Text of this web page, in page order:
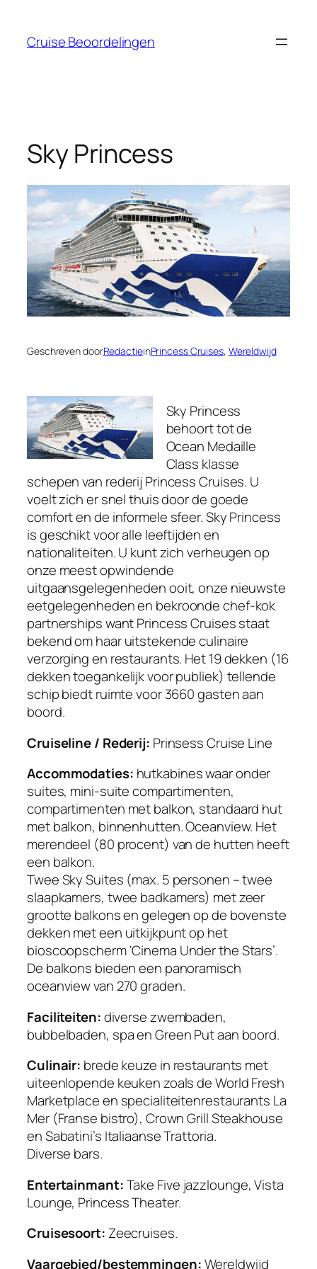
Cruise Beoordelingen
Sky Princess
Geschreven doorRedactieinPrincess Cruises, Wereldwijd
Sky Princess
behoort tot de
Ocean Medaille
Class klasse
schepen van rederij Princess Cruises. U
voelt zich er snel thuis door de goede
comfort en de informele sfeer. Sky Princess
is geschikt voor alle leeftijden en
nationaliteiten. U kunt zich verheugen op
onze meest opwindende
uitgaansgelegenheden ooit, onze nieuwste
eetgelegenheden en bekroonde chef-kok
partnerships want Princess Cruises staat
bekend om haar uitstekende culinaire
verzorging en restaurants. Het 19 dekken (16
dekken toegankelijk voor publiek) tellende
schip biedt ruimte voor 3660 gasten aan
boord.
Cruiseline / Rederij: Prinsess Cruise Line
Accommodaties: hutkabines waar onder
suites, mini-suite compartimenten,
compartimenten met balkon, standaard hut
met balkon, binnenhutten. Oceanview. Het
merendeel (80 procent) van de hutten heeft
een balkon.
Twee Sky Suites (max. 5 personen – twee
slaapkamers, twee badkamers) met zeer
grootte balkons en gelegen op de bovenste
dekken met een uitkijkpunt op het
bioscoopscherm ‘Cinema Under the Stars’.
De balkons bieden een panoramisch
oceanview van 270 graden.
Faciliteiten:diverse zwembaden,
bubbelbaden, spa en Green Put aan boord.
Culinair: brede keuze in restaurants met
uiteenlopende keuken zoals de World Fresh
Marketplace en specialiteitenrestaurants La
Mer (Franse bistro), Crown Grill Steakhouse
en Sabatini’s Italiaanse Trattoria.
Diverse bars.
Entertainmant:Take Five jazzlounge, Vista
Lounge, Princess Theater.
Cruisesoort: Zeecruises.
Vaargebied/bestemmingen:Wereldwijd